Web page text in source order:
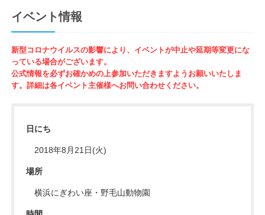
イベント情報
新型コロナウイルスの影響により、イベントが中止や延期等変更にな
っている場合がございます。
公式情報を必ずお確かめの上参加いただきますようお願いいたしま
す。詳細は各イベント主催様へお問い合わせください。
日にち
2018年8月21日(火)
場所
横浜にぎわい座・野毛山動物園